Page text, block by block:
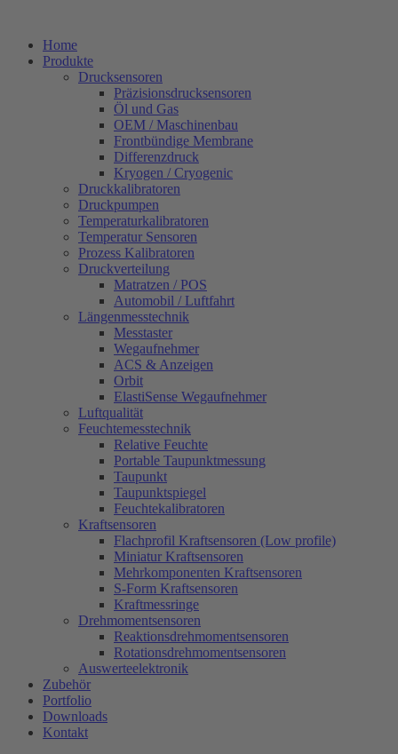
springenHome
Produkte
Drucksensoren
Präzisionsdrucksensoren
Öl und Gas
OEM / Maschinenbau
Frontbündige Membrane
Differenzdruck
Kryogen / Cryogenic
Druckkalibratoren
Druckpumpen
Temperaturkalibratoren
Temperatur Sensoren
Prozess Kalibratoren
Druckverteilung
Matratzen / POS
Automobil / Luftfahrt
Längenmesstechnik
Messtaster
Wegaufnehmer
ACS & Anzeigen
Orbit
ElastiSense Wegaufnehmer
Luftqualität
Feuchtemesstechnik
Relative Feuchte
Portable Taupunktmessung
Taupunkt
Taupunktspiegel
Feuchtekalibratoren
Kraftsensoren
Flachprofil Kraftsensoren (Low profile)
Miniatur Kraftsensoren
Mehrkomponenten Kraftsensoren
S-Form Kraftsensoren
Kraftmessringe
Drehmomentsensoren
Reaktionsdrehmomentsensoren
Rotationsdrehmomentsensoren
Auswerteelektronik
Zubehör
Portfolio
Downloads
Kontakt